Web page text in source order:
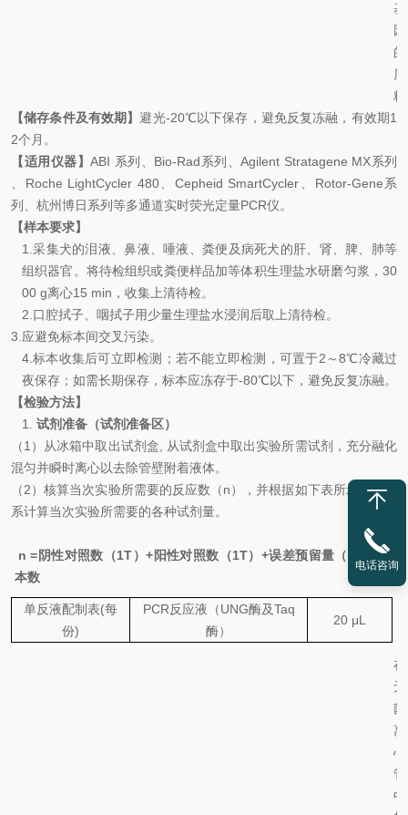
基
因
的
质
【储存条件及有效期】避光-20℃以下保存，避免反复冻融，有效期1
2个月。
【适用仪器】 ABI 系列、 Bio-Rad系列、 Agilent Stratagene MX系列
Roche LightCycler 480、 Cepheid SmartCycler Rotor-Gene系
列、杭州博日系列等多通道实时荧光定量PCR仪。
【样本要求】
1. 采集犬的泪液、鼻液、唾液、粪便及病死犬的肝、肾、脾、肺等
组织器官。将待检组织或粪便样品加等体积生理盐水研磨匀浆， 30
00 g离心15 min ，收集上清待检。
2. 口腔拭子、咽拭子用少量生理盐水浸润后取上清待检。
3. 应避免标本间交叉污染。
4. 标本收集后可立即检测；若不能立即检测，可置于2 ～8℃冷藏过
夜保存；如需长期保存，标本应冻存于-80℃以下，避免反复冻融。
【检验方法】
1. 试剂准备（试剂准备区）
（1 ）从冰箱中取出试剂盒 从试剂盒中取出实验所需试剂 ， 充分融化
混匀并瞬时离心以去除管壁附着液体。
（2）核算当次实验所需要的反应数（n），并根据如下表所示反应体
系计算当次实验所需要的各种试剂量。
n =阴性对照数（1T）+阳性对照数（1T） +误差预留量（ ）+样
本数
单反液配制表(每
份)
PCR反应液 （UNG酶及Taq
酶）
20 μL
在
无
菌
离
心
管
中
电话咨询